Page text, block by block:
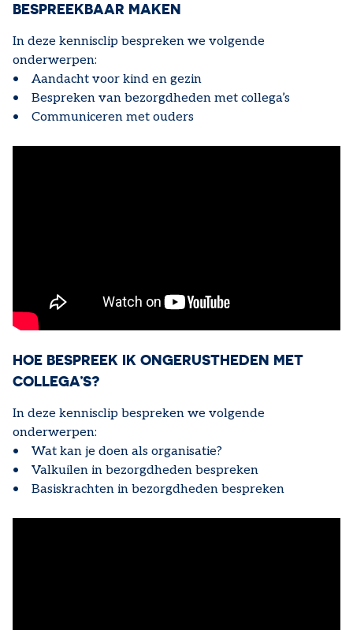
BESPREEKBAAR MAKEN
In deze kennisclip bespreken we volgende
onderwerpen:
• Aandacht voor kind en gezin
• Bespreken van bezorgdheden met collega’s
• Communiceren met ouders
HOE BESPREEK IK ONGERUSTHEDEN MET
COLLEGA’S?
In deze kennisclip bespreken we volgende
onderwerpen:
• Wat kan je doen als organisatie?
• Valkuilen in bezorgdheden bespreken
• Basiskrachten in bezorgdheden bespreken